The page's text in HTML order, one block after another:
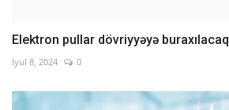
Elektron pullar dövriyyəyə buraxılacaq
İyul 8, 2024 0